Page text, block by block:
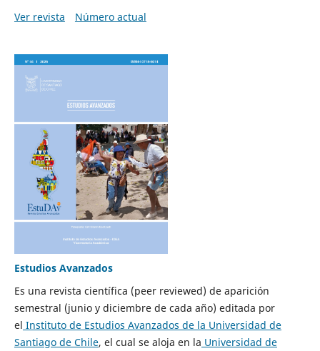
Ver revista
Número actual
Estudios Avanzados
Es una revista científica (peer reviewed) de aparición
semestral (junio y diciembre de cada año) editada por
el Instituto de Estudios Avanzados de la Universidad de
Santiago de Chile, el cual se aloja en la Universidad de